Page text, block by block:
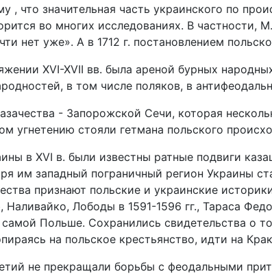
, что значительная часть украинского по
во многих исследованиях. В
нет уже». А в 1712 г. постановлением
XVI-XVII вв. была ареной бурных
в том числе поляков, в
- Запорожской Сечи, которая
угнетению стояли гетмана польского
в XVI в. были известны ратные подвиги
им западный пограничный регион Украины
признают польские и украинские
Наливайко, Лободы в 1591-1596 гг., Тараса
Польше. Сохранились свидетельства о
на польское крестьянство, идти на
не прекращали борьбы с феодальными